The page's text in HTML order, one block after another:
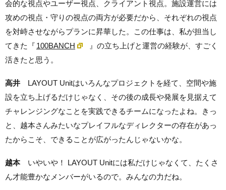
会的な視点やユーザー視点、クライアント視点。施設運営には
攻めの視点・守りの視点の両方が必要だから、それぞれの視点
を対峙させながらプランに昇華した。この仕事は、私が担当し
てきた『 100BANCH
』の立ち上げと運営の経験が、すごく
活きたと思う。
高井 LAYOUT Unitはいろんなプロジェクトを経て、空間や施
設を立ち上げるだけじゃなく、その後の成長や発展を見据えて
チャレンジングなことを実践できるチームになったよね。きっ
と、越本さんみたいなプレイフルなディレクターの存在があっ
たからこそ、できることが広がったんじゃないかな。
越本いやいや！ LAYOUT Unitには私だけじゃなくて、たくさ
ん才能豊かなメンバーがいるので。みんなの力だね。